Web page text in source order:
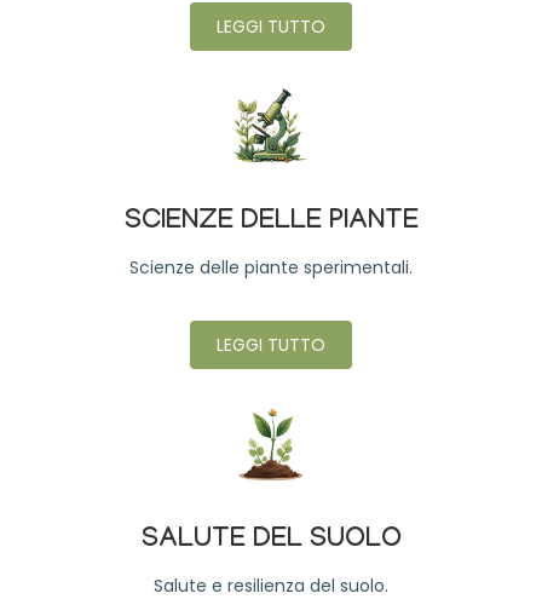
LEGGI TUTTO
SCIENZE DELLE PIANTE
Scienze delle piante sperimentali.
LEGGI TUTTO
SALUTE DEL SUOLO
Salute e resilienza del suolo.